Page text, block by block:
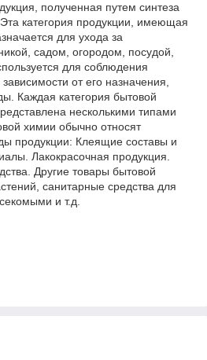
полученная путем синтеза
категория продукции, имеющая
для ухода за
садом, огородом, посудой,
для соблюдения
от его назначения,
Каждая категория бытовой
несколькими типами
химии обычно относят
продукции: Клеящие составы и
Лакокрасочная продукция.
Другие товары бытовой
санитарные средства для
и т.д.